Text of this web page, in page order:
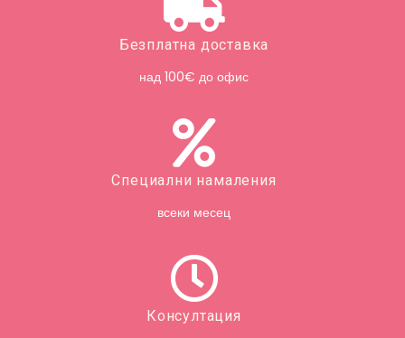
Безплатна доставка
над 100€ до офис
Специални намаления
всеки месец
Консултация